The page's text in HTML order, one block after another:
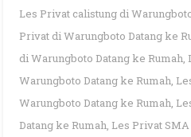
Les Privat calistung di
Privat di Warungboto Datang ke
di Warungboto Datang ke Rumah,
Warungboto Datang ke Rumah,
Warungboto Datang ke Rumah,
Datang ke Rumah, Les Privat